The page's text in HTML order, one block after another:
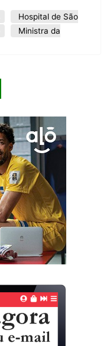
Hospital de São
Ministra da